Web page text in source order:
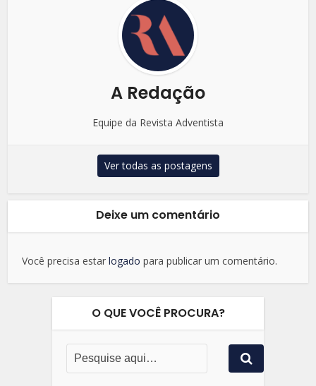
A Redação
Equipe da Revista Adventista
Ver todas as postagens
Deixe um comentário
Você precisa estarlogado para publicar um comentário.
O QUE VOCÊ PROCURA?